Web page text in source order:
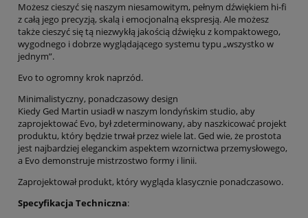
Możesz cieszyć się naszym niesamowitym, pełnym dźwiękiem hi-fi
z całą jego precyzją, skalą i emocjonalną ekspresją. Ale możesz
także cieszyć się tą niezwykłą jakością dźwięku z kompaktowego,
wygodnego i dobrze wyglądającego systemu typu „wszystko w
jednym”.
Evo to ogromny krok naprzód.
Minimalistyczny, ponadczasowy design
Kiedy Ged Martin usiadł w naszym londyńskim studio, aby
zaprojektować Evo, był zdeterminowany, aby naszkicować projekt
produktu, który będzie trwał przez wiele lat. Ged wie, że prostota
jest najbardziej eleganckim aspektem wzornictwa przemysłowego,
a Evo demonstruje mistrzostwo formy i linii.
Zaprojektował produkt, który wygląda klasycznie ponadczasowo.
Specyfikacja Techniczna: